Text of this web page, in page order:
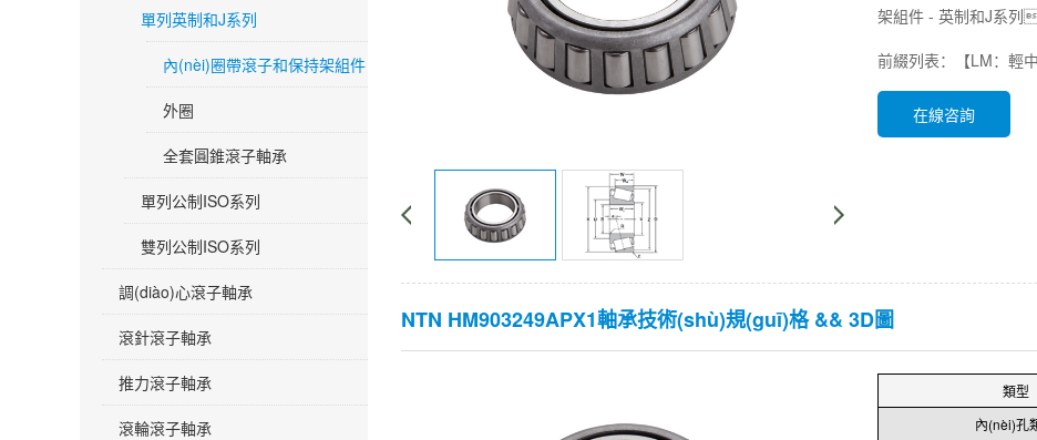
單列英制和J系列
內(nèi)圈帶滾子和保持架組件
外圈
全套圓錐滾子軸承
單列公制ISO系列
雙列公制ISO系列
調(diào)心滾子軸承
滾針滾子軸承
推力滾子軸承
滾輪滾子軸承
架組件 - 英制和J系列
前綴列表：【LM：輕中
在線咨詢
NTN HM903249APX1軸承技術(shù)規(guī)格 && 3D圖
類型
內(nèi)孔